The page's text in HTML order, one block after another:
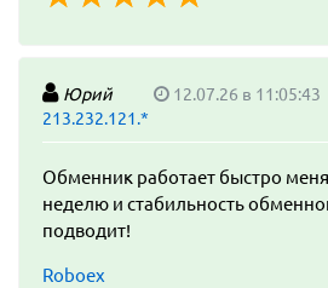
Юрий 12.07.26 в 11:05:43
213.232.121.*
Обменник работает быстро
неделю и стабильность
подводит!
Roboex